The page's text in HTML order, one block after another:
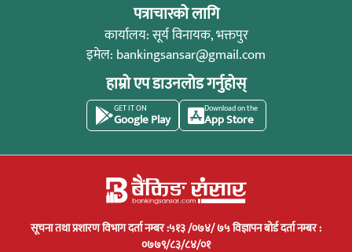
पत्राचारको लागि
कार्यालय: सूर्य विनायक, भक्तपुर
इमेल: bankingsansar@gmail.com
हाम्रो एप डाउनलोड गर्नुहोस्
GET IT ON
Google Play
Download on the
App Store
सूचना तथा प्रशारण विभाग दर्ता नम्बर :५१३ /०७४/ ७५ विज्ञापन बोर्ड दर्ता नम्बर :
०७७९/८३/८४/०१